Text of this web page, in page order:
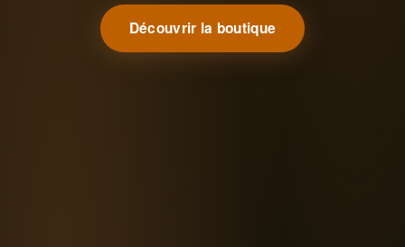
Découvrir la boutique